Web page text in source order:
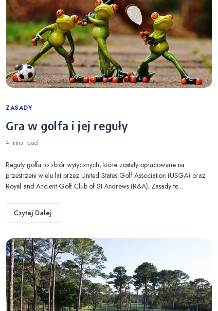
Categories
ZASADY
Gra w golfa i jej reguły
4 mins read
Reguły golfa to zbiór wytycznych, które zostały opracowane na
przestrzeni wielu lat przez United States Golf Association (USGA) oraz
Royal and Ancient Golf Club of St Andrews (R&A). Zasady te…
Czytaj Dalej